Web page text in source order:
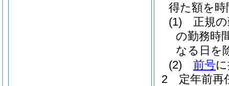
得た額を
(1)
正規
の勤務時
なる日を
(2)
前号
2
定年前再